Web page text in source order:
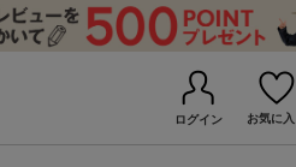
ログイン お気に入